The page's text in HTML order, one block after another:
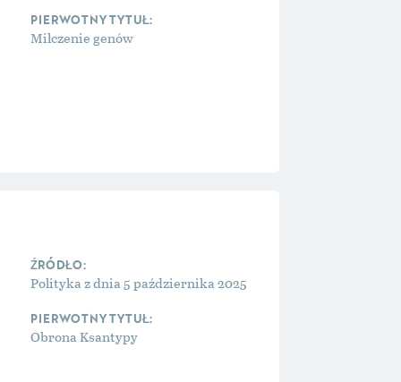
Milczenie genów
Polityka z dnia 5 października 2025
Obrona Ksantypy